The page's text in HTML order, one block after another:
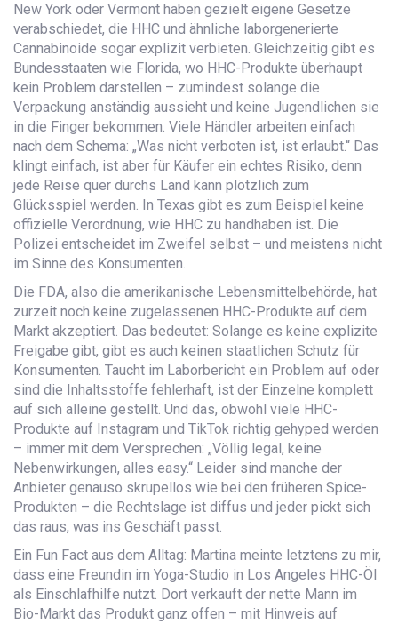
New York oder Vermont haben gezielt eigene Gesetze
verabschiedet, die HHC und ähnliche laborgenerierte
Cannabinoide sogar explizit verbieten. Gleichzeitig gibt es
Bundesstaaten wie Florida, wo HHC-Produkte überhaupt
kein Problem darstellen – zumindest solange die
Verpackung anständig aussieht und keine Jugendlichen sie
in die Finger bekommen. Viele Händler arbeiten einfach
nach dem Schema: „Was nicht verboten ist, ist erlaubt.“ Das
klingt einfach, ist aber für Käufer ein echtes Risiko, denn
jede Reise quer durchs Land kann plötzlich zum
Glücksspiel werden. In Texas gibt es zum Beispiel keine
offizielle Verordnung, wie HHC zu handhaben ist. Die
Polizei entscheidet im Zweifel selbst – und meistens nicht
im Sinne des Konsumenten.
Die FDA, also die amerikanische Lebensmittelbehörde, hat
zurzeit noch keine zugelassenen HHC-Produkte auf dem
Markt akzeptiert. Das bedeutet: Solange es keine explizite
Freigabe gibt, gibt es auch keinen staatlichen Schutz für
Konsumenten. Taucht im Laborbericht ein Problem auf oder
sind die Inhaltsstoffe fehlerhaft, ist der Einzelne komplett
auf sich alleine gestellt. Und das, obwohl viele HHC-
Produkte auf Instagram und TikTok richtig gehyped werden
– immer mit dem Versprechen: „Völlig legal, keine
Nebenwirkungen, alles easy.“ Leider sind manche der
Anbieter genauso skrupellos wie bei den früheren Spice-
Produkten – die Rechtslage ist diffus und jeder pickt sich
das raus, was ins Geschäft passt.
Ein Fun Fact aus dem Alltag: Martina meinte letztens zu mir,
dass eine Freundin im Yoga-Studio in Los Angeles HHC-Öl
als Einschlafhilfe nutzt. Dort verkauft der nette Mann im
Bio-Markt das Produkt ganz offen – mit Hinweis auf